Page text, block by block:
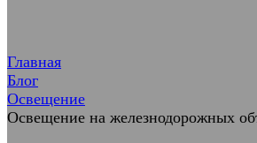
Главная
Блог
Освещение
Освещение на железнодорожных